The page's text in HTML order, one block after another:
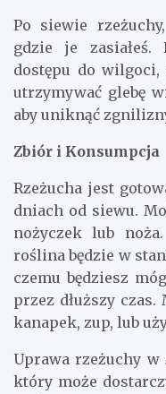
Po siewie
gdzie je zasiałeś.
dostępu do wilgoci,
utrzymywać glebę
aby uniknąć
Zbiór i Konsumpcja
Rzeżucha jest
dniach od siewu.
nożyczek lub
roślina będzie w
czemu będziesz
przez dłuższy czas.
kanapek, zup, lub
Uprawa rzeżuchy
który może